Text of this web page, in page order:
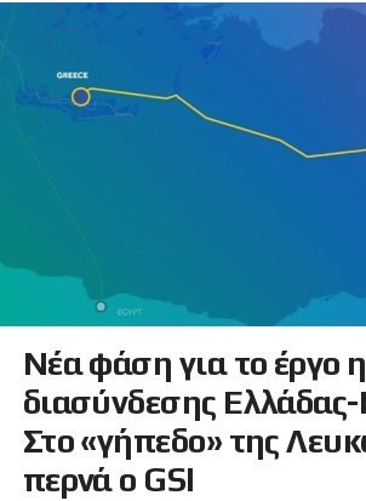
Νέα φάση για το έργο
διασύνδεσης
Στο «γήπεδο» της
περνά ο GSI